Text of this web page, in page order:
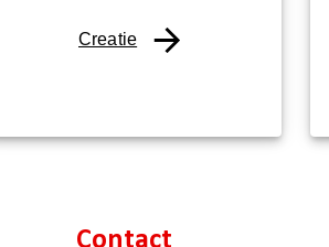
Creatie
Contact